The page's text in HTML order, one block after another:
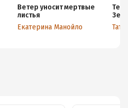
Ветер уносит мертвые
листья
Екатерина Манойло